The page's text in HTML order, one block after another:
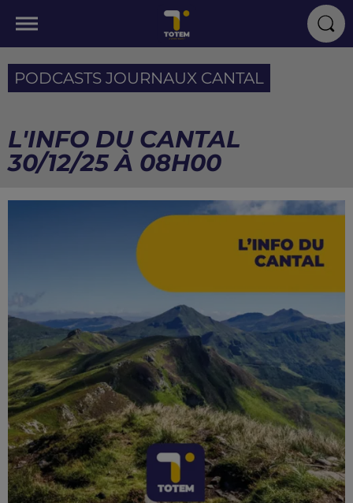
PODCASTS JOURNAUX CANTAL
L'INFO DU CANTAL
30/12/25 À 08H00